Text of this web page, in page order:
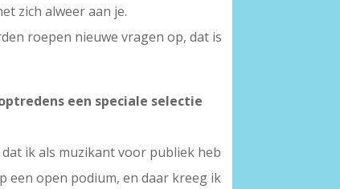
zich alweer aan je.
roepen nieuwe vragen op, dat is
een speciale selectie
ik als muzikant voor publiek heb
een open podium, en daar kreeg ik